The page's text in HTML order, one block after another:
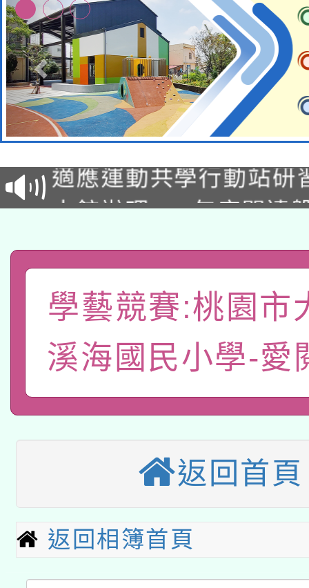
本校115學年度第2次
招甄選結果公告(無人
招)
適應運動共學行動站研
本館辦理115年度閱讀
暨閱讀推動專業研習
A3數位素養講師名單
「數位內容與教學軟體
pilot」
有關大陸委員會函釋公
轉知經濟部水利署委託
業技術研究院辦理「
用水績優單位及節水達
115年8月22日(星期六
桃園市孔廟祈福系列
開 智慧啟航」
2026年桃園地景藝術
本校115學年度第2次
招甄選結果公告(無人
招)
適應運動共學行動站研
本館辦理115年度閱讀
學藝競賽:桃園市
溪海國民小學-愛
返回首頁
返回相簿首頁